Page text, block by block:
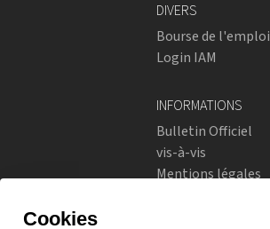
DIVERS
Bourse de l'emploi
Login IAM
INFORMATIONS
Bulletin Officiel
vis-à-vis
Mentions légales